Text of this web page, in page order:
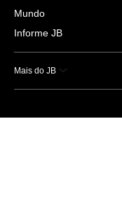
Mundo
Informe JB
Mais do JB
Esportes